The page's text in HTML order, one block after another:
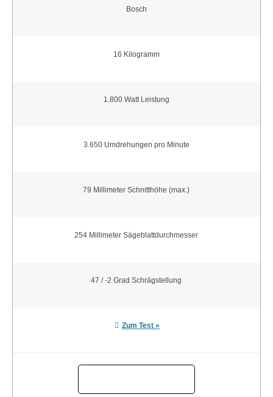
Bosch
16 Kilogramm
1.800 Watt Leistung
3.650 Umdrehungen pro Minute
79 Millimeter Schnitthöhe (max.)
254 Millimeter Sägeblattdurchmesser
47 / -2 Grad Schrägstellung
Zum Test »